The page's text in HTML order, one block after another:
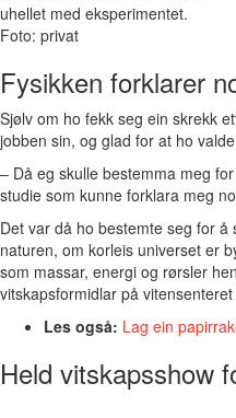
uhellet med eksperimentet.
Foto: privat
Fysikken forklarer
Sjølv om ho fekk seg ein skrekk
jobben sin, og glad for at ho
– Då eg skulle bestemma meg
studie som kunne forklara meg
Det var då ho bestemte seg for
naturen, om korleis universet er
som massar, energi og rørsler
vitskapsformidlar på
Les også: Lag ein
Held vitskapsshow